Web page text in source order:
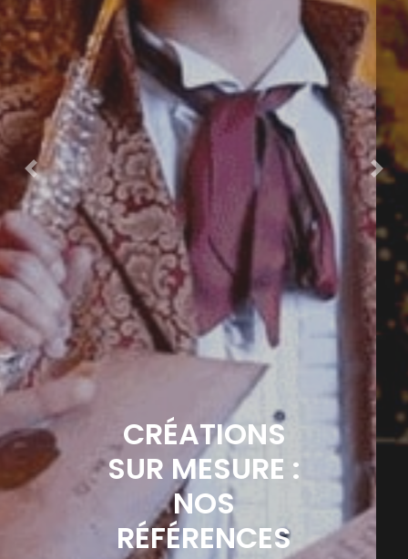
Previous
CRÉATIONS
SUR MESURE :
NOS
RÉFÉRENCES